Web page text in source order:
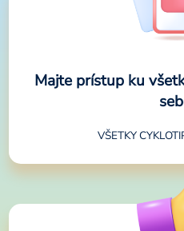
Majte prístup ku
VŠETKY